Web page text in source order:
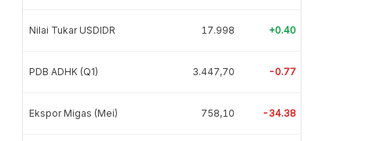
Nilai Tukar USDIDR 17.998 +0.40
PDB ADHK (Q1) 3.447,70 -0.77
Ekspor Migas (Mei) 758,10 -34.38